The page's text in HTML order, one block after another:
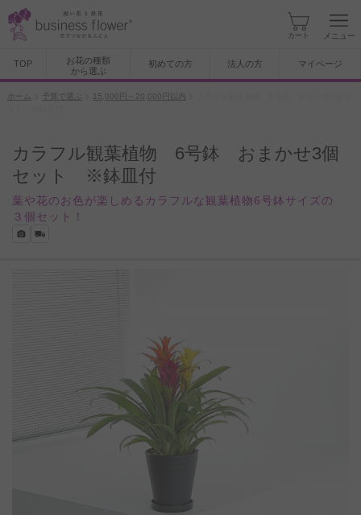
カート メニュー
TOP
お花の種類
から選ぶ
初めての方 法人の方 マイページ
ホーム 予算で選ぶ 15,000円～20,000円以内
カラフル観葉植物 6号鉢 おまかせ3個
セット ※鉢皿付
葉や花のお色が楽しめるカラフルな観葉植物6号鉢サイズの
３個セット！